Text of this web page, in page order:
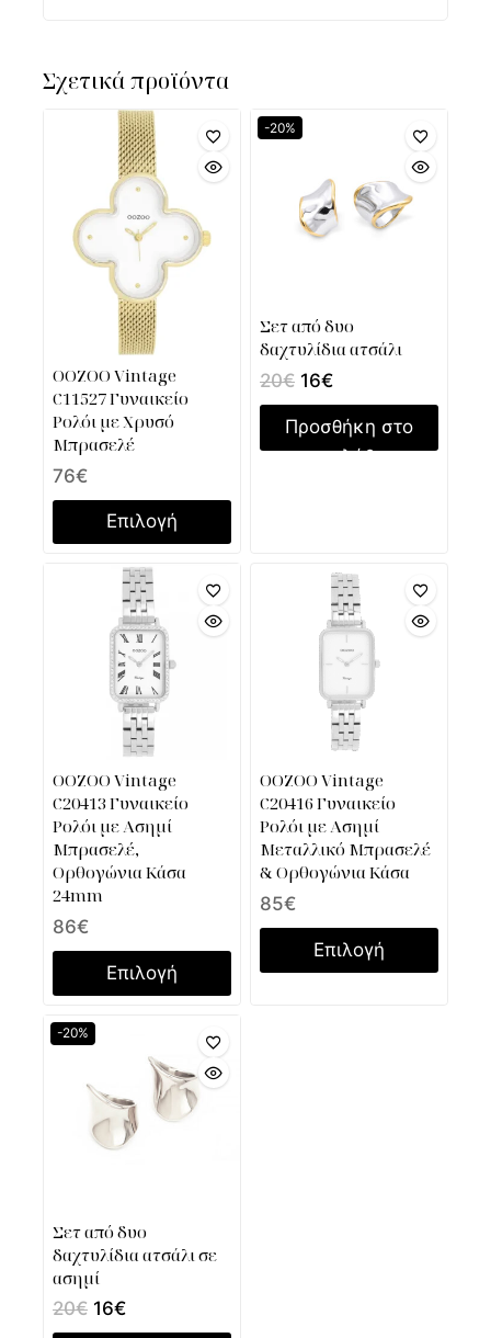
Σχετικά προϊόντα
OOZOO Vintage
C11527 Γυναικείο
Ρολόι με Χρυσό
Μπρασελέ
76€
Επιλογή
-20%
Σετ από δυο
δαχτυλίδια ατσάλι
20€ 16€
Προσθήκη στο
καλάθι
OOZOO Vintage
C20413 Γυναικείο
Ρολόι με Ασημί
Μπρασελέ,
Ορθογώνια Κάσα
24mm
86€
Επιλογή
OOZOO Vintage
C20416 Γυναικείο
Ρολόι με Ασημί
Μεταλλικό Μπρασελέ
& Ορθογώνια Κάσα
85€
Επιλογή
-20%
Σετ από δυο
δαχτυλίδια ατσάλι σε
ασημί
20€ 16€